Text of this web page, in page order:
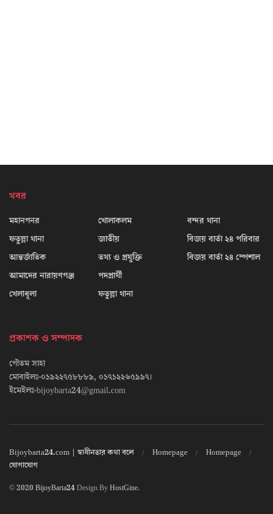
খবর
মহানগনর
ফতুল্লা থানা
আন্তর্জাতিক
আমাদের নারায়ণগঞ্জ
খেলাধূলা
খোলাকলম
জাতীয়
তথ্য ও প্রযুক্তি
পদপ্রার্থী
ফতুল্লা থানা
বন্দর থানা
বিজয় বার্তা ২৪ পরিবার
বিজয় বার্তা ২৪ স্পেশাল
প্রকাশক ও সম্পাদক
গৌতম সাহা
মোবাইলঃ-০১৯২২৭৫৮৮৮৯, ০১৭১২২৬৫৯৯৭।
ইমেইলঃ-bijoybarta24@gmail.com
Bijoybarta24.com | স্বাধীনতার কথা বলে Homepage
Homepage
যোগাযোগ
© 2020BijoyBarta24Design ByHostGine.